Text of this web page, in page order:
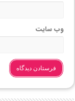
وب‌ سایت